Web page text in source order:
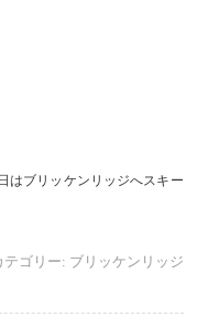
はブリッケンリッジへスキー
テゴリー: ブリッケンリッジ